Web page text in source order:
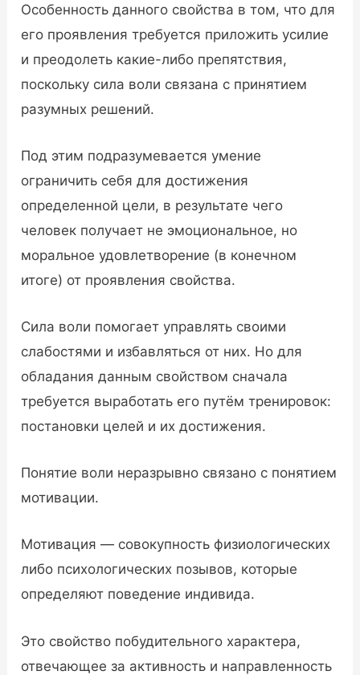
Особенность данного свойства в том, что для
его проявления требуется приложить усилие
и преодолеть какие-либо препятствия,
поскольку сила воли связана с принятием
разумных решений.
Под этим подразумевается умение
ограничить себя для достижения
определенной цели, в результате чего
человек получает не эмоциональное, но
моральное удовлетворение (в конечном
итоге) от проявления свойства.
Сила воли помогает управлять своими
слабостями и избавляться от них. Но для
обладания данным свойством сначала
требуется выработать его путём тренировок:
постановки целей и их достижения.
Понятие воли неразрывно связано с понятием
мотивации.
Мотивация — совокупность физиологических
либо психологических позывов, которые
определяют поведение индивида.
Это свойство побудительного характера,
отвечающее за активность и направленность